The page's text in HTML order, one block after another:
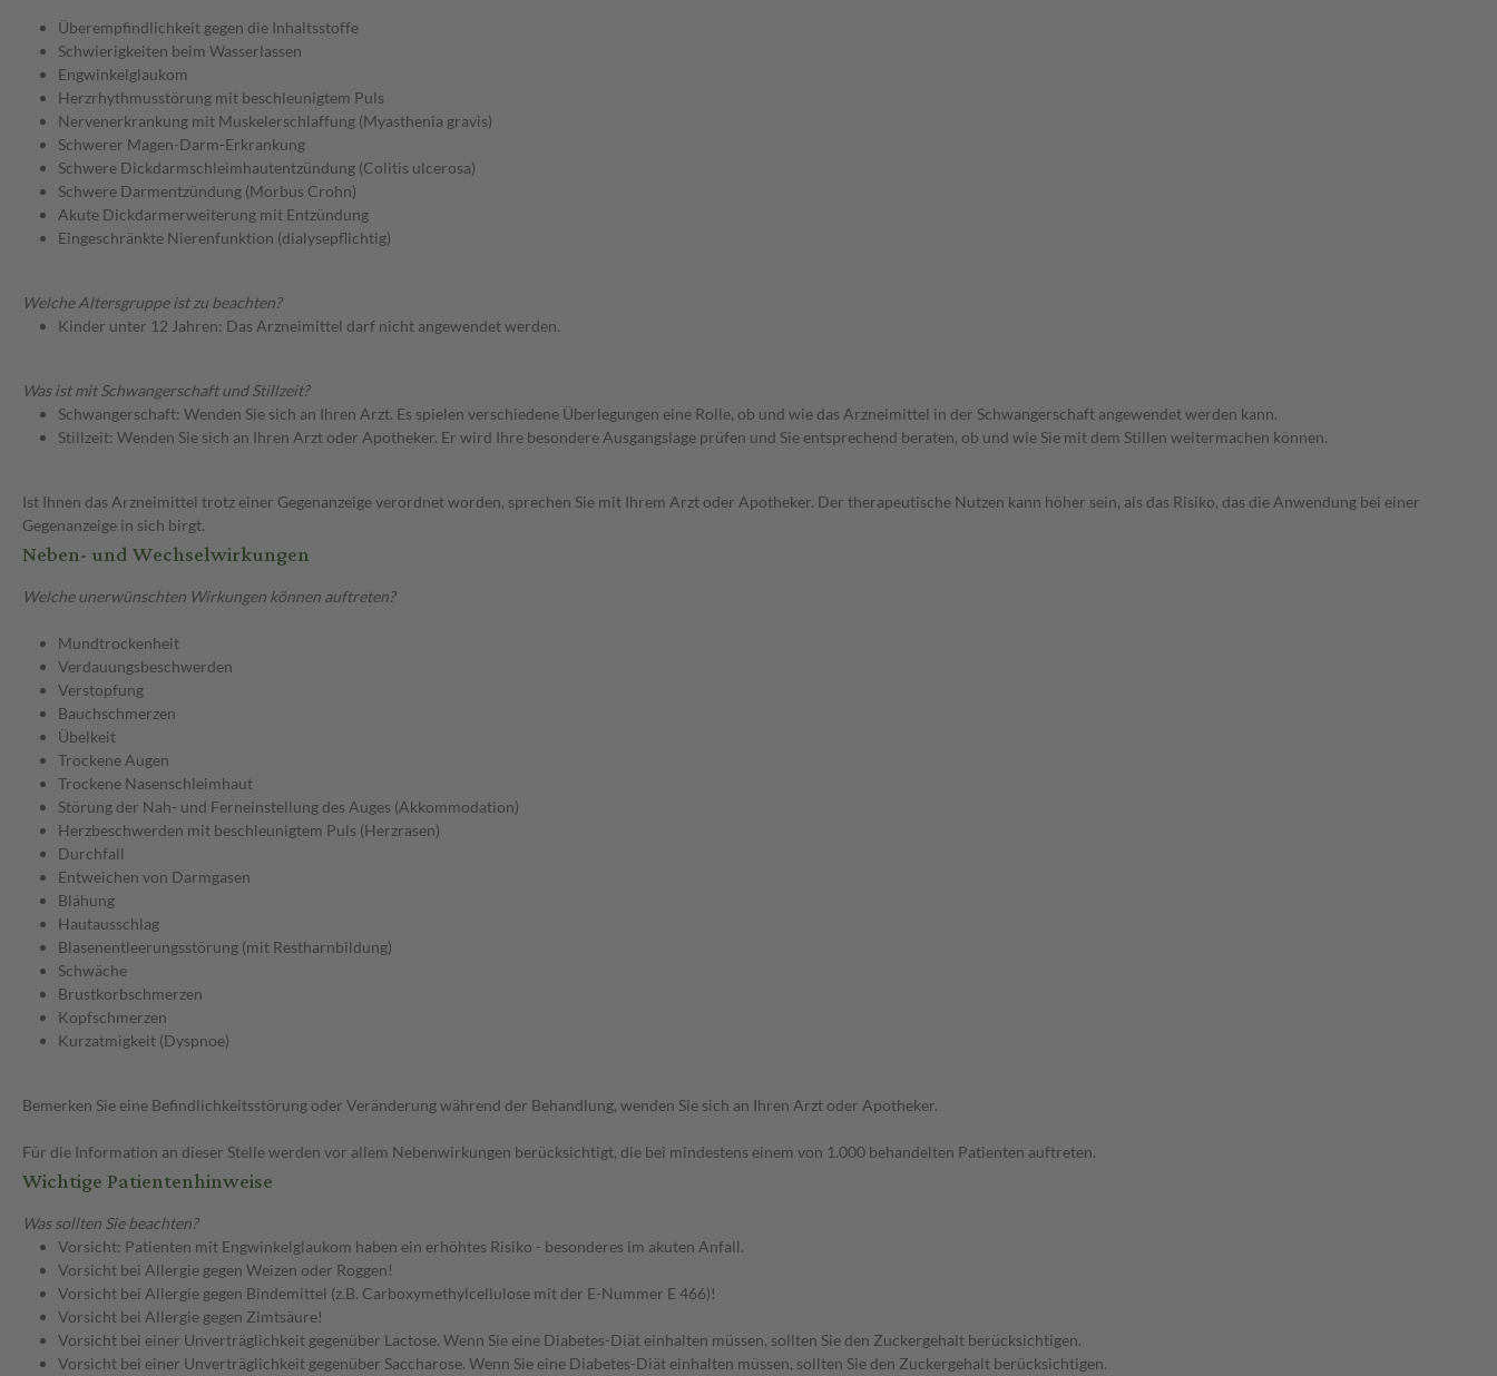
Überempfindlichkeit gegen die Inhaltsstoffe
Schwierigkeiten beim Wasserlassen
Engwinkelglaukom
Herzrhythmusstörung mit beschleunigtem Puls
Nervenerkrankung mit Muskelerschlaffung (Myasthenia gravis)
Schwerer Magen-Darm-Erkrankung
Schwere Dickdarmschleimhautentzündung (Colitis ulcerosa)
Schwere Darmentzündung (Morbus Crohn)
Akute Dickdarmerweiterung mit Entzündung
Eingeschränkte Nierenfunktion (dialysepflichtig)
Welche Altersgruppe ist zu beachten?
Kinder unter 12 Jahren: Das Arzneimittel darf nicht angewendet werden.
Was ist mit Schwangerschaft und Stillzeit?
Schwangerschaft: Wenden Sie sich an Ihren Arzt. Es spielen verschiedene Überlegungen eine Rolle, ob und wie das Arzneimittel in der Schwangerschaft angewendet werden kann.
Stillzeit: Wenden Sie sich an Ihren Arzt oder Apotheker. Er wird Ihre besondere Ausgangslage prüfen und Sie entsprechend beraten, ob und wie Sie mit dem Stillen weitermachen können.
Ist Ihnen das Arzneimittel trotz einer Gegenanzeige verordnet worden, sprechen Sie mit Ihrem Arzt oder Apotheker. Der therapeutische Nutzen kann höher sein, als das Risiko, das die Anwendung bei einer
Gegenanzeige in sich birgt.
Neben- und Wechselwirkungen
Welche unerwünschten Wirkungen können auftreten?
Mundtrockenheit
Verdauungsbeschwerden
Verstopfung
Bauchschmerzen
Übelkeit
Trockene Augen
Trockene Nasenschleimhaut
Störung der Nah- und Ferneinstellung des Auges (Akkommodation)
Herzbeschwerden mit beschleunigtem Puls (Herzrasen)
Durchfall
Entweichen von Darmgasen
Blähung
Hautausschlag
Blasenentleerungsstörung (mit Restharnbildung)
Schwäche
Brustkorbschmerzen
Kopfschmerzen
Kurzatmigkeit (Dyspnoe)
Bemerken Sie eine Befindlichkeitsstörung oder Veränderung während der Behandlung, wenden Sie sich an Ihren Arzt oder Apotheker.
Für die Information an dieser Stelle werden vor allem Nebenwirkungen berücksichtigt, die bei mindestens einem von 1.000 behandelten Patienten auftreten.
Wichtige Patientenhinweise
Was sollten Sie beachten?
Vorsicht: Patienten mit Engwinkelglaukom haben ein erhöhtes Risiko - besonderes im akuten Anfall.
Vorsicht bei Allergie gegen Weizen oder Roggen!
Vorsicht bei Allergie gegen Bindemittel (z.B. Carboxymethylcellulose mit der E-Nummer E 466)!
Vorsicht bei Allergie gegen Zimtsäure!
Vorsicht bei einer Unverträglichkeit gegenüber Lactose. Wenn Sie eine Diabetes-Diät einhalten müssen, sollten Sie den Zuckergehalt berücksichtigen.
Vorsicht bei einer Unverträglichkeit gegenüber Saccharose. Wenn Sie eine Diabetes-Diät einhalten müssen, sollten Sie den Zuckergehalt berücksichtigen.